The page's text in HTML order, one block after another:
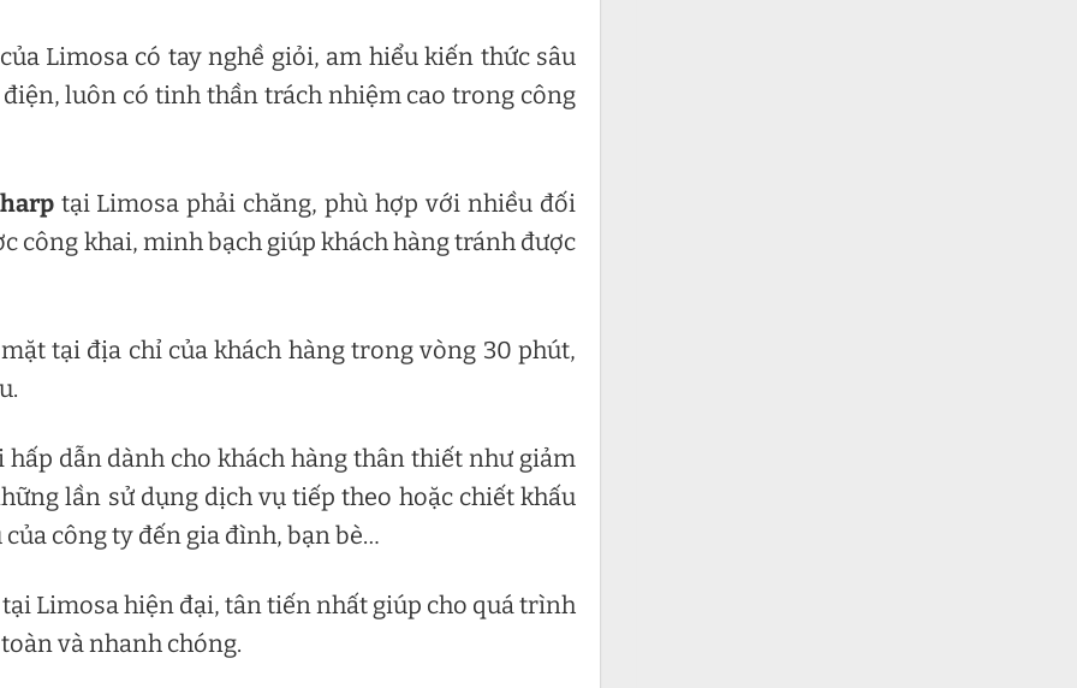
Limosa có tay nghề giỏi, am hiểu kiến thức sâu
luôn có tinh thần trách nhiệm cao trong công
tại Limosa phải chăng, phù hợp với nhiều đối
công khai, minh bạch giúp khách hàng tránh được
tại địa chỉ của khách hàng trong vòng 30 phút,
dẫn dành cho khách hàng thân thiết như giảm
lần sử dụng dịch vụ tiếp theo hoặc chiết khấu
công ty đến gia đình, bạn bè…
Limosa hiện đại, tân tiến nhất giúp cho quá trình
và nhanh chóng.